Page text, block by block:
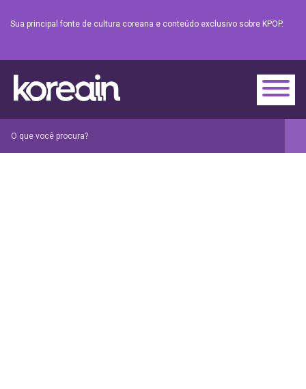
Sua principal fonte de cultura coreana e conteúdo exclusivo sobre KPOP.